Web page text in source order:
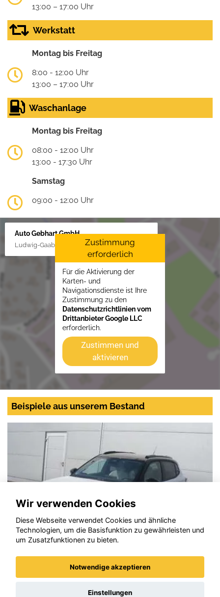
13:00 – 17:00 Uhr
Werkstatt
Montag bis Freitag
8:00 - 12:00 Uhr
13:00 – 17:00 Uhr
Waschanlage
Montag bis Freitag
08:00 - 12:00 Uhr
13:00 - 17:30 Uhr
Samstag
09:00 - 12:00 Uhr
Auto Gebhart GmbH
Ludwig-Gaab-Str. 4, 88427 Bad Schussenried
Zustimmung
erforderlich
Für die Aktivierung der
Karten- und
Navigationsdienste ist Ihre
Zustimmung zu den
Datenschutzrichtlinien vom
Drittanbieter Google LLC
erforderlich.
Zustimmen und
aktivieren
Beispiele aus unserem Bestand
Wir verwenden Cookies
Diese Webseite verwendet Cookies und ähnliche
Technologien, um die Basisfunktion zu gewährleisten und
um Zusatzfunktionen zu bieten.
Notwendige akzeptieren
Einstellungen